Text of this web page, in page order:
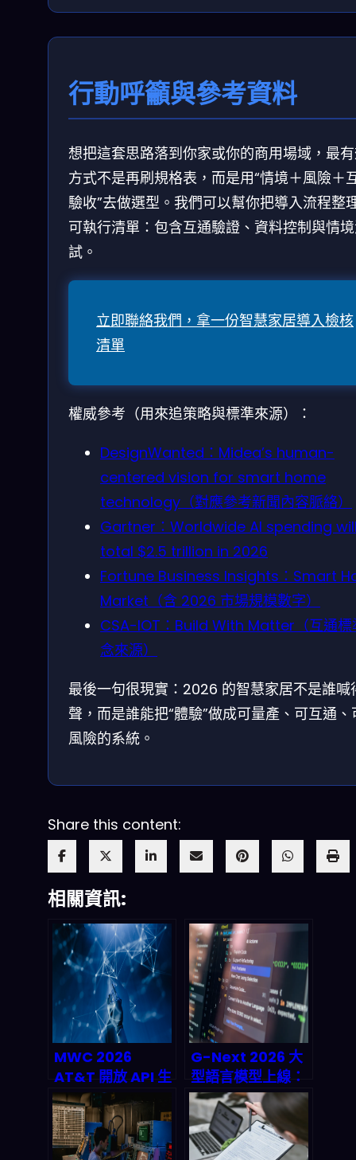
行動呼籲與參考資料
想把這套思路落到你家或你的商用場域，最
方式不是再刷規格表，而是用“情境＋風險＋
驗收”去做選型。我們可以幫你把導入流程整
可執行清單：包含互通驗證、資料控制與情
試。
立即聯絡我們，拿一份智慧家居導入檢核
清單
權威參考（用來追策略與標準來源）：
DesignWanted：Midea’s human-
centered vision for smart home
technology（對應參考新聞內容脈絡）
Gartner：Worldwide AI spending
total $2.5 trillion in 2026
Fortune Business Insights：Smart
Market（含 2026 市場規模數字）
CSA-IOT：Build With Matter（互通標
念來源）
最後一句很現實：2026 的智慧家居不是誰喊
聲，而是誰能把“體驗”做成可量產、可互通、
風險的系統。
Share this content:
相關資訊:
MWC 2026
AT&T 開放 API 生
態系大爆發：AI 模
型即時呼叫 + 邊緣
計算，如何讓你的
G-Next 2026 大
型語言模型上線：
多模態推理＋低延
遲 API，為什麼會
把「AI 自動化」推